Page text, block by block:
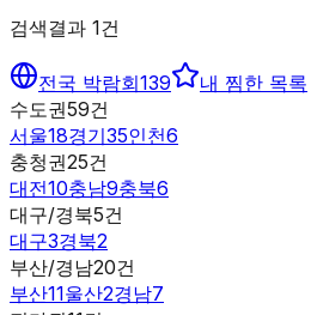
검색결과 1건
전국 박람회139
내 찜한 목록
수도권59건
서울18경기35인천6
충청권25건
대전10충남9충북6
대구/경북5건
대구3경북2
부산/경남20건
부산11울산2경남7